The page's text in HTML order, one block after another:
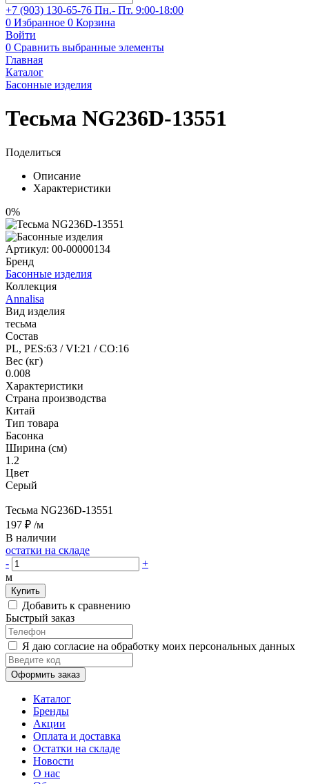
+7 (903) 130-65-76 Пн.- Пт. 9:00-18:00
0 Избранное 0 Корзина
Войти
0 Сравнить выбранные элементы
Главная
Каталог
Басонные изделия
Тесьма NG236D-13551
Поделиться
Описание
Характеристики
0%
Артикул: 00-00000134
Бренд
Басонные изделия
Коллекция
Annalisa
Вид изделия
тесьма
Состав
PL, PES:63 / VI:21 / CO:16
Вес (кг)
0.008
Характеристики
Страна производства
Китай
Тип товара
Басонка
Ширина (см)
1.2
Цвет
Серый
Тесьма NG236D-13551
197 ₽ /м
В наличии
остатки на складе
-
+
м
Купить
Добавить к сравнению
Быстрый заказ
Я даю согласие на обработку моих персональных данных
Оформить заказ
Каталог
Бренды
Акции
Оплата и доставка
Остатки на складе
Новости
О нас